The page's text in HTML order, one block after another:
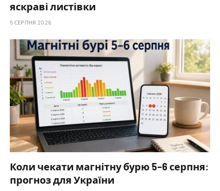
яскраві листівки
5 СЕРПНЯ 2026
Коли чекати магнітну бурю 5–6 серпня:
прогноз для України